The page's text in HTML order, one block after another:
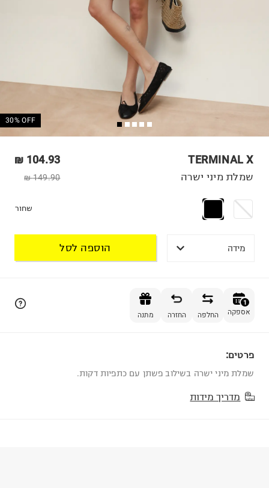
30% OFF
TERMINAL X
104.93 ₪
149.90 ₪ שמלת מיני ישרה
שחור
מידה הוספה לסל
1
אספקה החלפה החזרה מתנה
פרטים:
שמלת מיני ישרה בשילוב פשתן עם כתפיות דקות.
מדריך מידות